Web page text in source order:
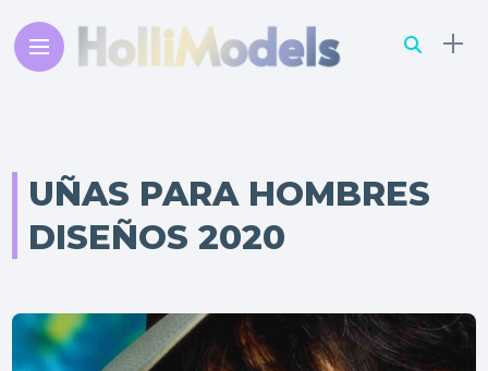
UÑAS PARA HOMBRES
DISEÑOS 2020